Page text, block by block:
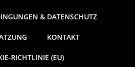
& DATENSCHUTZ
KONTAKT
RICHTLINIE (EU)